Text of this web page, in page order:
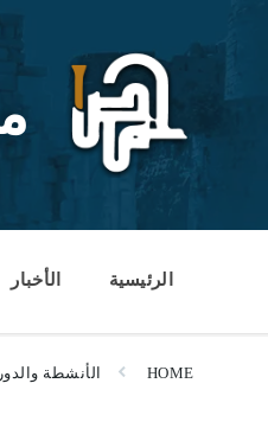
content
الرئيسية الأخبار
HOME الأنشطة